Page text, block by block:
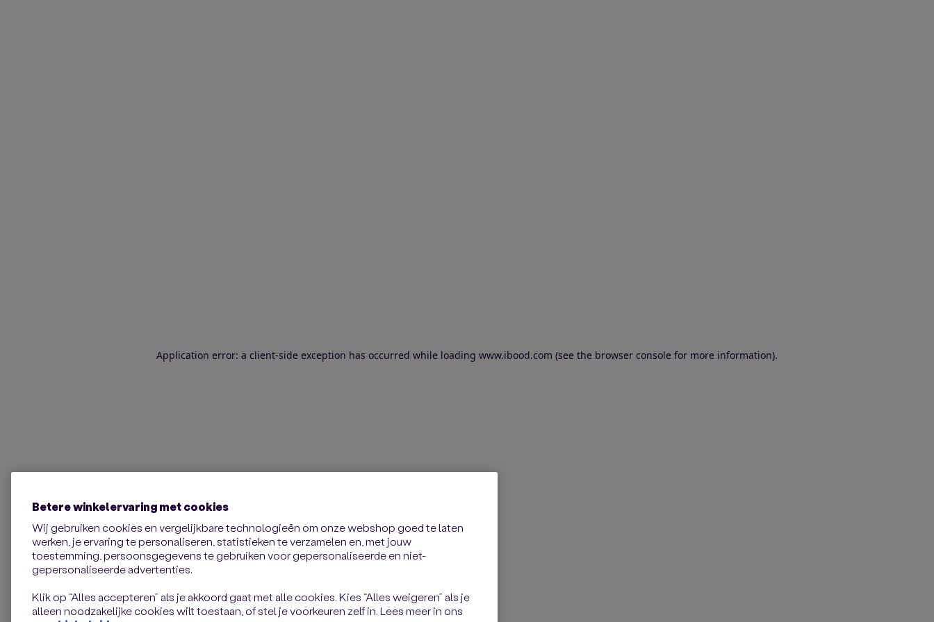
Application error: a client-side exception has occurred while loading www.ibood.com (see the browser console for more information).
Betere winkelervaring met cookies
Wij gebruiken cookies en vergelijkbare technologieën om onze webshop goed te laten
werken, je ervaring te personaliseren, statistieken te verzamelen en, met jouw
toestemming, persoonsgegevens te gebruiken voor gepersonaliseerde en niet-
gepersonaliseerde advertenties.
Klik op “Alles accepteren” als je akkoord gaat met alle cookies. Kies “Alles weigeren” als je
alleen noodzakelijke cookies wilt toestaan, of stel je voorkeuren zelf in. Lees meer in ons